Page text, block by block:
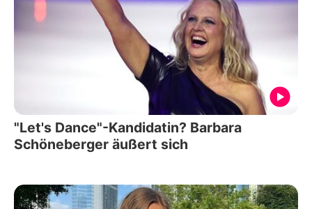
"Let's Dance"-Kandidatin? Barbara
Schöneberger äußert sich